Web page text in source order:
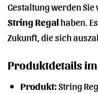
Gestaltung werden Sie
String Regal haben.
Zukunft, die sich
Produktdetails
Produkt:String